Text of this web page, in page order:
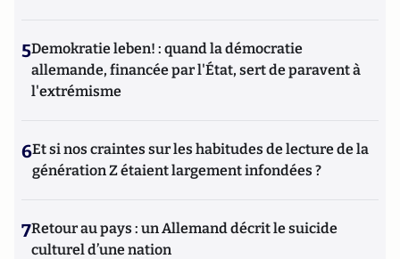
5Demokratie leben! : quand la démocratie
allemande, financée par l'État, sert de paravent à
l'extrémisme
6Et si nos craintes sur les habitudes de lecture de la
génération Z étaient largement infondées ?
7Retour au pays : un Allemand décrit le suicide
culturel d’une nation